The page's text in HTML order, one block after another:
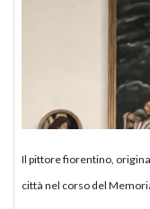
Il pittore fiorentino,
città nel corso del